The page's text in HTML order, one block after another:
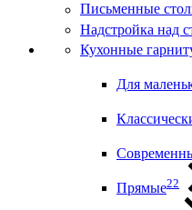
Письменные
Надстройка над
Кухонные
Для
Прямые22